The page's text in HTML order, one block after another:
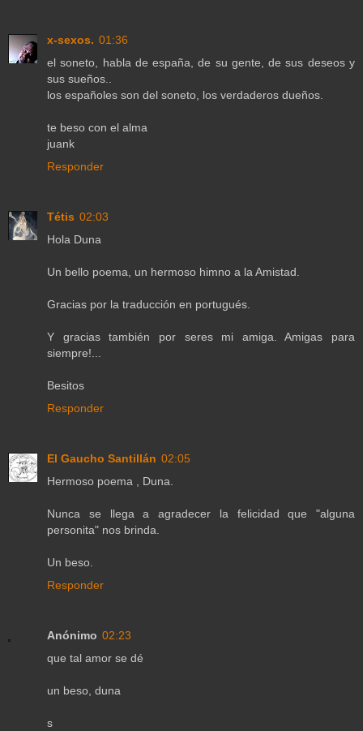
x-sexos. 01:36
el soneto, habla de españa, de su gente, de sus deseos y
sus sueños..
los españoles son del soneto, los verdaderos dueños.
te beso con el alma
juank
Responder
Tétis 02:03
Hola Duna
Un bello poema, un hermoso himno a la Amistad.
Gracias por la traducción en portugués.
Y gracias también por seres mi amiga. Amigas para
siempre!...
Besitos
Responder
El Gaucho Santillán 02:05
Hermoso poema , Duna.
Nunca se llega a agradecer la felicidad que "alguna
personita" nos brinda.
Un beso.
Responder
Anónimo 02:23
que tal amor se dé
un beso, duna
s